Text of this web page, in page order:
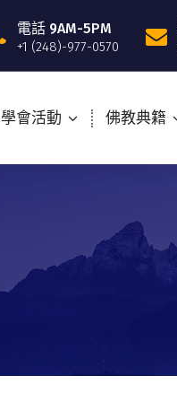
電話 9AM-5PM
+1 (248)-977-0570
學會活動 佛教典籍